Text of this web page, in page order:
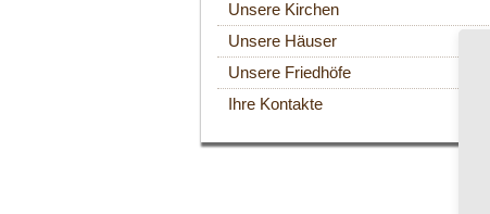
Unsere Kirchen
Unsere Häuser
Unsere Friedhöfe
Ihre Kontakte